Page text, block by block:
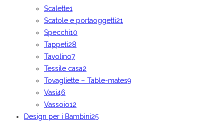
Scalette1
Scatole e portaoggetti21
Specchi10
Tappeti28
Tavolino7
Tessile casa2
Tovagliette – Table-mates9
Vasi46
Vassoio12
Design per i Bambini25